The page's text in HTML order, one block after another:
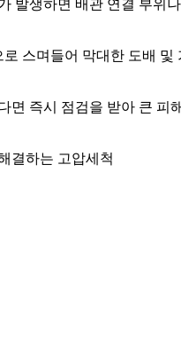
발생하면 배관 연결 부위나
스며들어 막대한 도배 및
면 즉시 점검을 받아 큰 피
결하는 고압세척